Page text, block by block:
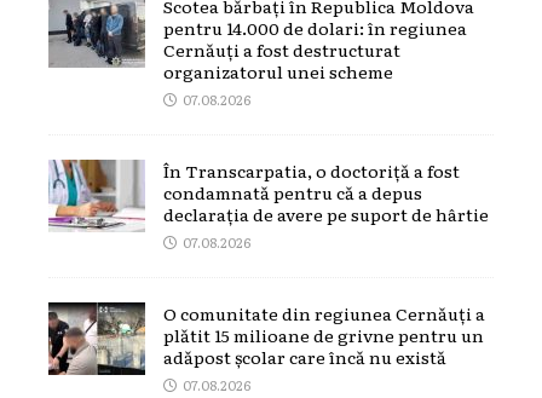
Scotea bărbați în Republica Moldova
pentru 14.000 de dolari: în regiunea
Cernăuți a fost destructurat
organizatorul unei scheme
07.08.2026
În Transcarpatia, o doctoriță a fost
condamnată pentru că a depus
declarația de avere pe suport de hârtie
07.08.2026
O comunitate din regiunea Cernăuți a
plătit 15 milioane de grivne pentru un
adăpost școlar care încă nu există
07.08.2026